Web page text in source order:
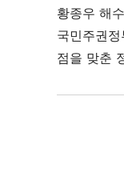
황종우 해
국민주권
점을 맞춘